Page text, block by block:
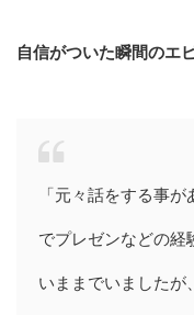
自信がついた瞬間のエ
「元々話をする事
でプレゼンなどの経
いままでいましたが